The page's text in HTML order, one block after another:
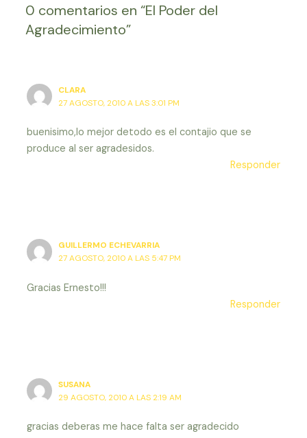
0 comentarios en “El Poder del
Agradecimiento”
CLARA
27 AGOSTO, 2010 A LAS 3:01 PM
buenisimo,lo mejor detodo es el contajio que se
produce al ser agradesidos.
Responder
GUILLERMO ECHEVARRIA
27 AGOSTO, 2010 A LAS 5:47 PM
Gracias Ernesto!!!
Responder
SUSANA
29 AGOSTO, 2010 A LAS 2:19 AM
gracias deberas me hace falta ser agradecido